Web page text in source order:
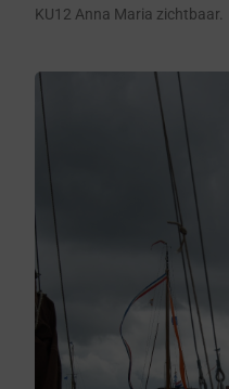
KU12 Anna Maria zichtbaar.